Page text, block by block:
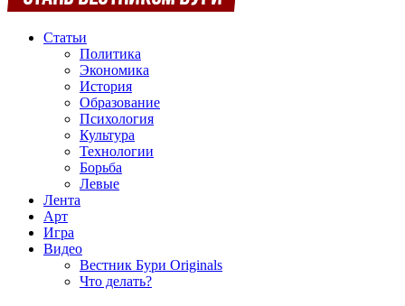
Статьи
Политика
Экономика
История
Образование
Психология
Культура
Технологии
Борьба
Левые
Лента
Арт
Игра
Видео
Вестник Бури Originals
Что делать?